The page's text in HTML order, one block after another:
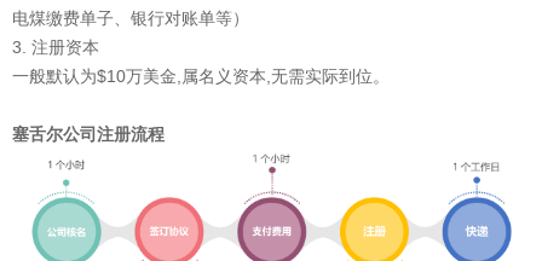
电煤缴费单子、银行对账单等）
3. 注册资本
一般默认为$10万美金,属名义资本,无需实际到位。
塞舌尔公司注册流程